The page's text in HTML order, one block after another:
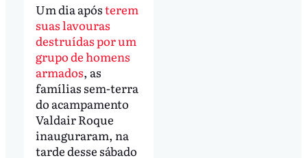
Um dia apósterem
suas lavouras
destruídas por um
grupo de homens
armados, as
famílias sem-terra
do acampamento
Valdair Roque
inauguraram, na
tarde desse sábado